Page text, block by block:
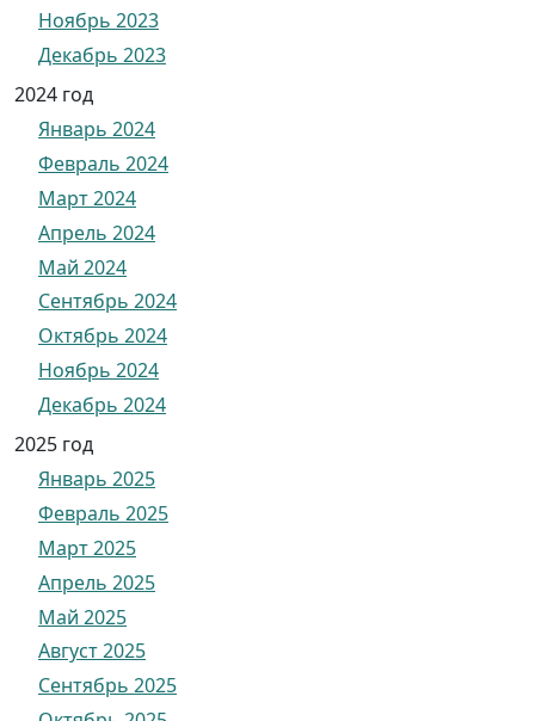
Ноябрь 2023
Декабрь 2023
2024 год
Январь 2024
Февраль 2024
Март 2024
Апрель 2024
Май 2024
Сентябрь 2024
Октябрь 2024
Ноябрь 2024
Декабрь 2024
2025 год
Январь 2025
Февраль 2025
Март 2025
Апрель 2025
Май 2025
Август 2025
Сентябрь 2025